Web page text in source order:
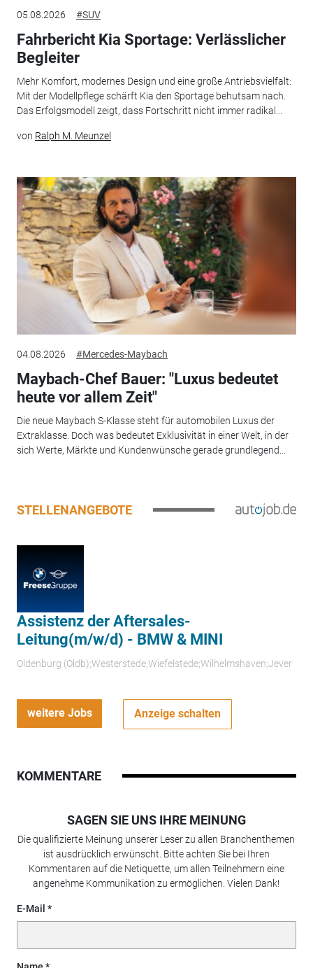
05.08.2026 #SUV
Fahrbericht Kia Sportage: Verlässlicher
Begleiter
Mehr Komfort, modernes Design und eine große Antriebsvielfalt:
Mit der Modellpflege schärft Kia den Sportage behutsam nach.
Das Erfolgsmodell zeigt, dass Fortschritt nicht immer radikal...
von Ralph M. Meunzel
04.08.2026 #Mercedes-Maybach
Maybach-Chef Bauer: "Luxus bedeutet
heute vor allem Zeit"
Die neue Maybach S-Klasse steht für automobilen Luxus der
Extraklasse. Doch was bedeutet Exklusivität in einer Welt, in der
sich Werte, Märkte und Kundenwünsche gerade grundlegend...
STELLENANGEBOTE
Assistenz der Aftersales-
Leitung(m/w/d) - BMW & MINI
Oldenburg (Oldb);Westerstede;Wiefelstede;Wilhelmshaven;Jever
weitere Jobs Anzeige schalten
KOMMENTARE
SAGEN SIE UNS IHRE MEINUNG
Die qualifizierte Meinung unserer Leser zu allen Branchenthemen
ist ausdrücklich erwünscht. Bitte achten Sie bei Ihren
Kommentaren auf die Netiquette, um allen Teilnehmern eine
angenehme Kommunikation zu ermöglichen. Vielen Dank!
E-Mail